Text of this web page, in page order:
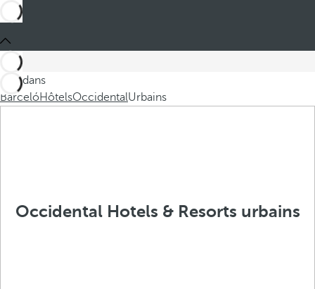
Ces dans
BarcelóHôtelsOccidentalUrbains
Occidental Hotels & Resorts urbains